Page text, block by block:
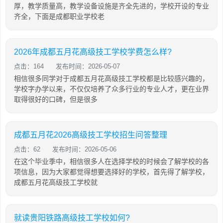
厚，教学质量高，教学设备设施是齐全先进的，学校开设的专业
齐全，下面是成都职业学校老
2026年成都五月花高级技工学校学费怎么样?
点击：164 发布时间：2026-05-07
相信很多同学对于成都五月花高级技工学校都是比较感兴趣的，
学校字办学以来，不仅仅培养了众多行业的专业人才，更在业界
取得很好的口碑，但是很多
成都五月花2026高级技工学校招生问答整理
点击：62 发布时间：2026-05-06
在这个毕业季中，相信很多人在选择学校的时候会了解学校的各
项信息，因为大家都觉得想要选择好的学校，首先得了解学校，
成都五月花高级技工学校就
就读贵阳铁路高级技工学校如何?